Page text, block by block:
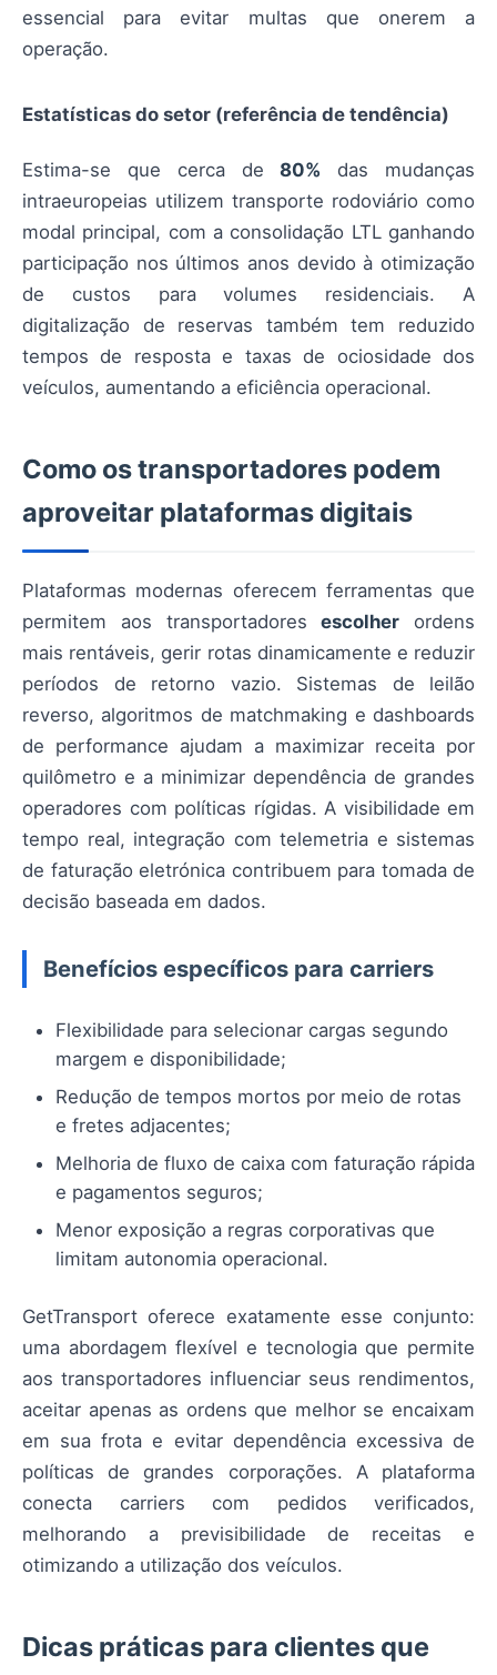
essencial para evitar multas que onerem a
operação.
Estatísticas do setor (referência de tendência)
Estima-se que cerca de80% das mudanças
intraeuropeias utilizem transporte rodoviário como
modal principal, com a consolidação LTL ganhando
participação nos últimos anos devido à otimização
de custos para volumes residenciais. A
digitalização de reservas também tem reduzido
tempos de resposta e taxas de ociosidade dos
veículos, aumentando a eficiência operacional.
Como os transportadores podem
aproveitar plataformas digitais
Plataformas modernas oferecem ferramentas que
permitem aos transportadoresescolher ordens
mais rentáveis, gerir rotas dinamicamente e reduzir
períodos de retorno vazio. Sistemas de leilão
reverso, algoritmos de matchmaking e dashboards
de performance ajudam a maximizar receita por
quilômetro e a minimizar dependência de grandes
operadores com políticas rígidas. A visibilidade em
tempo real, integração com telemetria e sistemas
de faturação eletrónica contribuem para tomada de
decisão baseada em dados.
Benefícios específicos para carriers
Flexibilidade para selecionar cargas segundo
margem e disponibilidade;
Redução de tempos mortos por meio de rotas
e fretes adjacentes;
Melhoria de fluxo de caixa com faturação rápida
e pagamentos seguros;
Menor exposição a regras corporativas que
limitam autonomia operacional.
GetTransport oferece exatamente esse conjunto:
uma abordagem flexível e tecnologia que permite
aos transportadores influenciar seus rendimentos,
aceitar apenas as ordens que melhor se encaixam
em sua frota e evitar dependência excessiva de
políticas de grandes corporações. A plataforma
conecta carriers com pedidos verificados,
melhorando a previsibilidade de receitas e
otimizando a utilização dos veículos.
Dicas práticas para clientes que